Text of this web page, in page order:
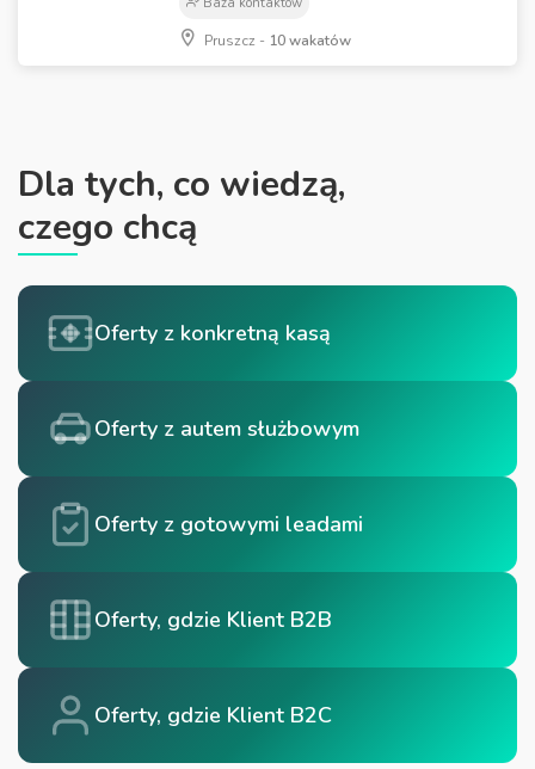
Pruszcz - 10 wakatów
Dla tych, co wiedzą,
czego chcą
Oferty z konkretną kasą
Oferty z autem służbowym
Oferty z gotowymi leadami
Oferty, gdzie Klient B2B
Oferty, gdzie Klient B2C